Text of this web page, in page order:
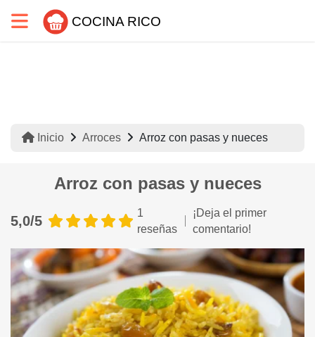
COCINA RICO
Inicio Arroces Arroz con pasas y nueces
Arroz con pasas y nueces
5,0/5
1
reseñas
¡Deja el primer
comentario!